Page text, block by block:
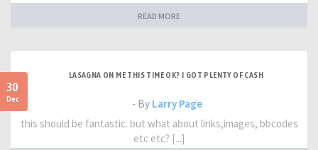
READ MORE
30
Dec
LASAGNA ON ME THIS TIME OK? I GOT PLENTY OF CASH
- By Larry Page
this should be fantastic. but what about links,images, bbcodes
etc etc? [...]